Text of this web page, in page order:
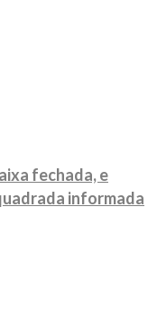
fechada, e
informada